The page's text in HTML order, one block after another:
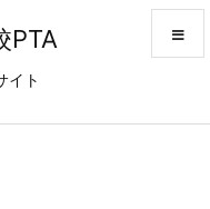
PTA
イト